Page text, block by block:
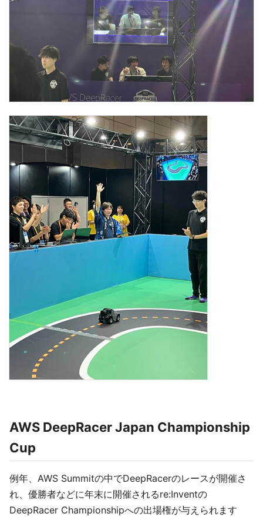
AWS DeepRacer Japan Championship
Cup
例年、AWS Summitの中でDeepRacerのレースが開催さ
れ、優勝者などに年末に開催されるre:Inventの
DeepRacer Championshipへの出場権が与えられます